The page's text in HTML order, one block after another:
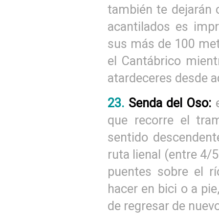
también te dejarán
acantilados es
sus más de 100
el Cantábrico
atardeceres desde
23. Senda del Oso:
que recorre el
sentido
ruta lienal (entre 4/
puentes sobre el
hacer en bici o a
de regresar de